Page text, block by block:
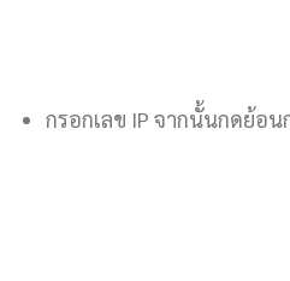
กรอกเลข IP จากนั้นกดย้อน